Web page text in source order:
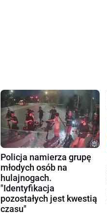
Policja namierza grupę
młodych osób na
hulajnogach.
"Identyfikacja
pozostałych jest kwestią
czasu"